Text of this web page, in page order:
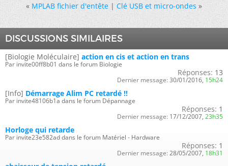
« MPLAB fichier d'entête|Clé USB et micro-ondes »
DISCUSSIONS SIMILAIRES
[Biologie Moléculaire] action en cis et action en trans
Par invite00ff8b01 dans le forum Biologie
Réponses: 13
Dernier message: 30/01/2016, 15h24
[Info] Démarrage Alim PC retardé !!
Par invite48106b1a dans le forum Dépannage
Réponses: 1
Dernier message: 17/12/2007, 23h35
Horloge qui retarde
Par invite23e582ad dans le forum Matériel - Hardware
Réponses: 1
Dernier message: 28/05/2007, 18h31